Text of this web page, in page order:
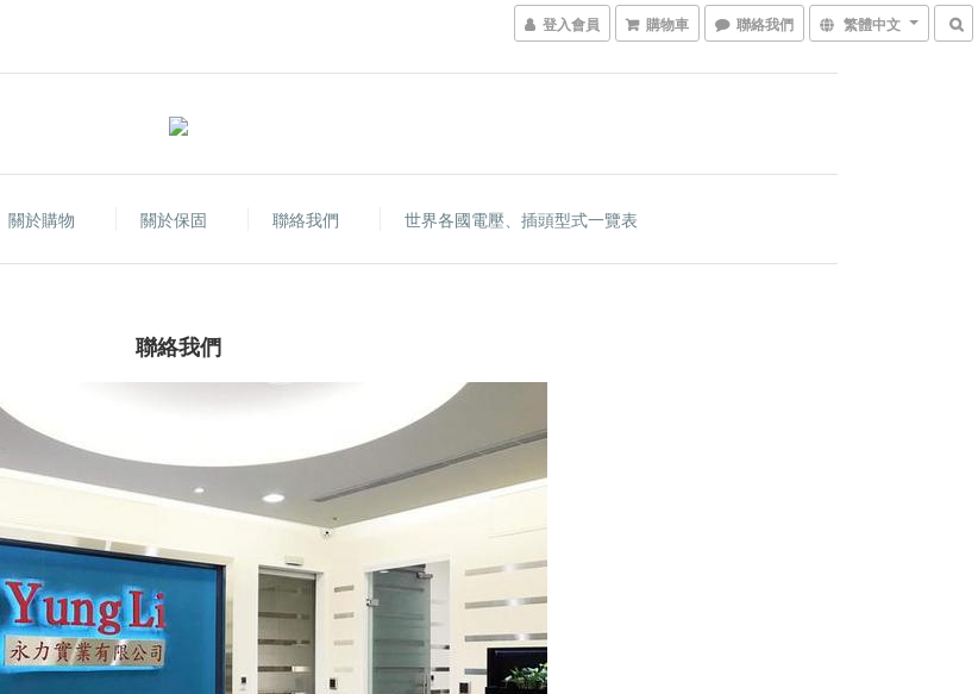
登入會員 購物車 聯絡我們 繁體中文
關於購物 關於保固 聯絡我們 世界各國電壓、插頭型式一覽表
聯絡我們